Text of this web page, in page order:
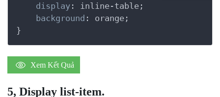
display: inline-table;
background : orange
}
Xem Kết Quả
5, Display list-item.